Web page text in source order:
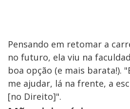
Pensando em retomar a
no futuro, ela viu na
boa opção (e mais barata!).
me ajudar, lá na frente, a
[no Direito]".